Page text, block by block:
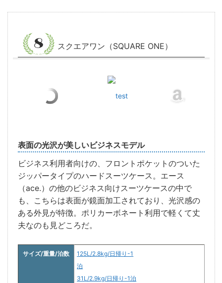
スクエアワン（SQUARE ONE）
test
表面の光沢が美しいビジネスモデル
ビジネス利用者向けの、フロントポケットのついた
ジッパータイプのハードスーツケース。エース
（ace.）の他のビジネス向けスーツケースの中で
も、こちらは表面が鏡面加工されており、光沢感の
ある外見が特徴。ポリカーボネート利用で軽くて丈
夫なのも見どころだ。
サイズ/重量/泊数
125L/2.8kg/日帰り-1
泊
31L/2.9kg/日帰り-1泊